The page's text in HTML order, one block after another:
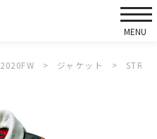
2020FW ジャケット